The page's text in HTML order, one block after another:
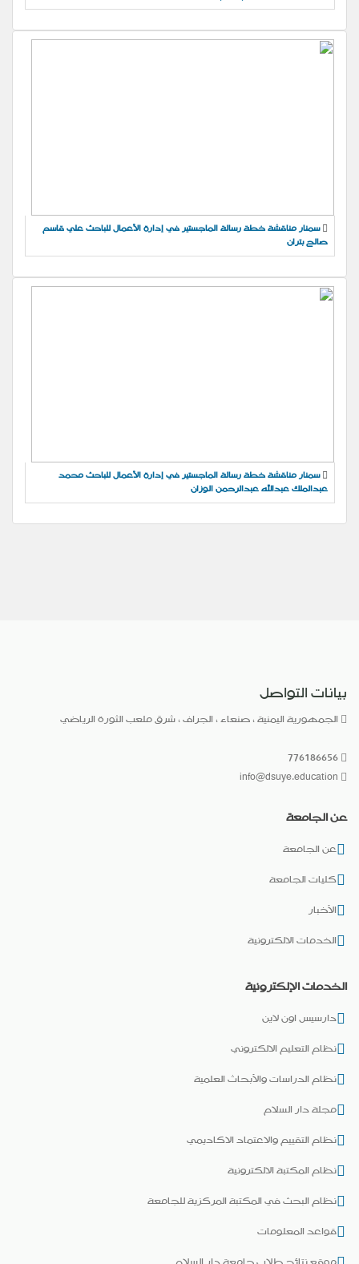
سمنار مناقشة خطة رسالة الماجستير في إدارة الأعمال للباحث علي قاسم
صالح بتران
سمنار مناقشة خطة رسالة الماجستير في إدارة الأعمال للباحث محمد
عبدالملك عبدالله عبدالرحمن الوزان
بيانات التواصل
الجمهورية اليمنية ، صنعاء ، الجراف ، شرق ملعب الثورة الرياضي
عن الجامعة
عن الجامعة
كليات الجامعة
الأخبار
الخدمات الالكترونية
الخدمات الإلكترونية
دارسيس اون لاين
نظام التعليم الالكتروني
نظام الدراسات والأبحاث العلمية
مجلة دار السلام
نظام التقييم والاعتماد الاكاديمي
نظام المكتبة الالكترونية
نظام البحث في المكتبة المركزية للجامعة
قواعد المعلومات